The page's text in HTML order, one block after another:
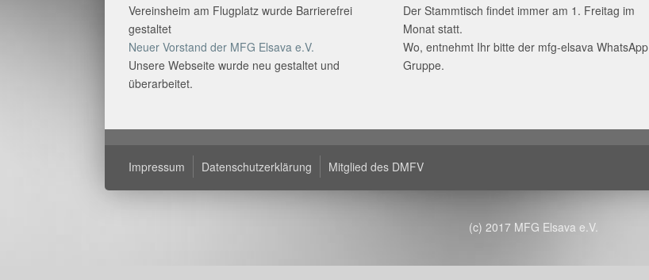
Vereinsheim am Flugplatz wurde Barrierefrei
gestaltet
Neuer Vorstand der MFG Elsava e.V.
Unsere Webseite wurde neu gestaltet und
überarbeitet.
Der Stammtisch findet immer am 1. Freitag im
Monat statt.
Wo, entnehmt Ihr bitte der mfg-elsava WhatsApp
Gruppe.
Impressum Datenschutzerklärung Mitglied des DMFV
(c) 2017 MFG Elsava e.V.